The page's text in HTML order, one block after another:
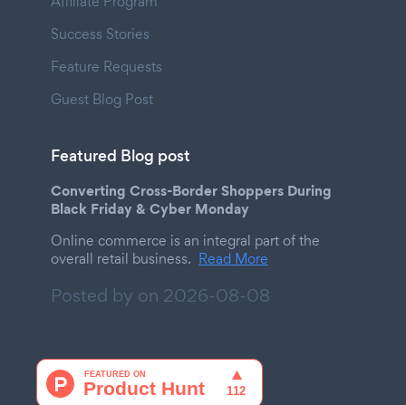
Success Stories
Feature Requests
Guest Blog Post
Featured Blog post
Converting Cross-Border Shoppers During
Black Friday & Cyber Monday
Online commerce is an integral part of the
overall retail business. Read More
Posted by on 2026-08-08